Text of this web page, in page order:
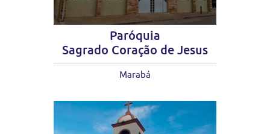
Paróquia
Sagrado Coração de Jesus
Marabá